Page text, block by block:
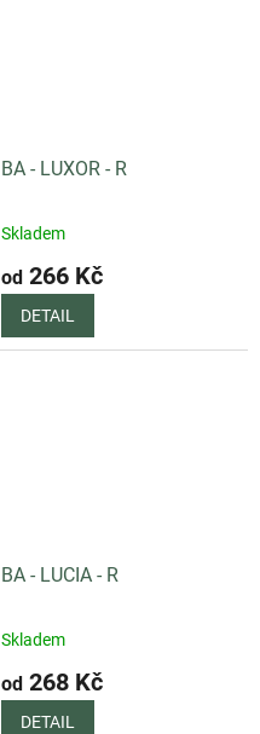
BA - LUXOR - R
Skladem
od 266 Kč
DETAIL
BA - LUCIA - R
Skladem
od 268 Kč
DETAIL